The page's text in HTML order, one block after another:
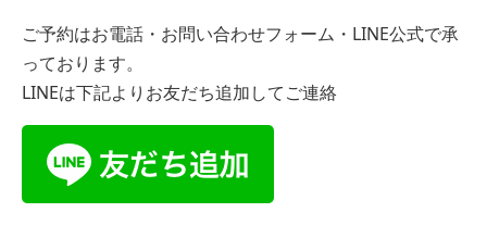
ご予約はお電話・お問い合わせフォーム・LINE公式で承
っております。
LINEは下記よりお友だち追加してご連絡